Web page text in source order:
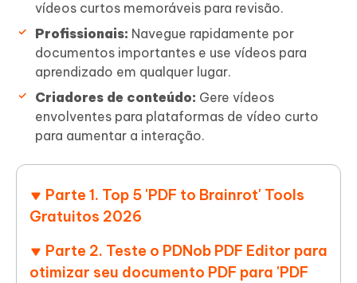
vídeos curtos memoráveis ​​para revisão.
Profissionais: Navegue rapidamente por
documentos importantes e use vídeos para
aprendizado em qualquer lugar.
Criadores de conteúdo: Gere vídeos
envolventes para plataformas de vídeo curto
para aumentar a interação.
Parte 1. Top 5 'PDF to Brainrot' Tools
Gratuitos 2026
Parte 2. Teste o PDNob PDF Editor para
otimizar seu documento PDF para 'PDF